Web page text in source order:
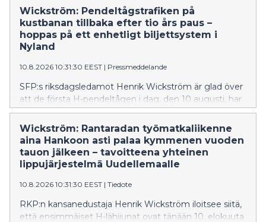
Wickström: Pendeltågstrafiken på
kustbanan tillbaka efter tio års paus –
hoppas på ett enhetligt biljettsystem i
Nyland
10.8.2026 10:31:30 EEST | Pressmeddelande
SFP:s riksdagsledamot Henrik Wickström är glad över
att de första H-pendeltågen i dag, den 10 augusti, har
avgått enligt pendeltågstidtabell från Hangö via
Ekenäs, Karis, Ingå och Sjundeå till Kyrkslätt. Det
handlar om en morgontur och en retur från
Helsingfors på eftermiddagen.
Wickström: Rantaradan työmatkaliikenne
aina Hankoon asti palaa kymmenen vuoden
tauon jälkeen – tavoitteena yhteinen
lippujärjestelmä Uudellemaalle
10.8.2026 10:31:30 EEST | Tiedote
RKP:n kansanedustaja Henrik Wickström iloitsee siitä,
että ensimmäiset H-lähijunat ovat tänään 10. elokuuta